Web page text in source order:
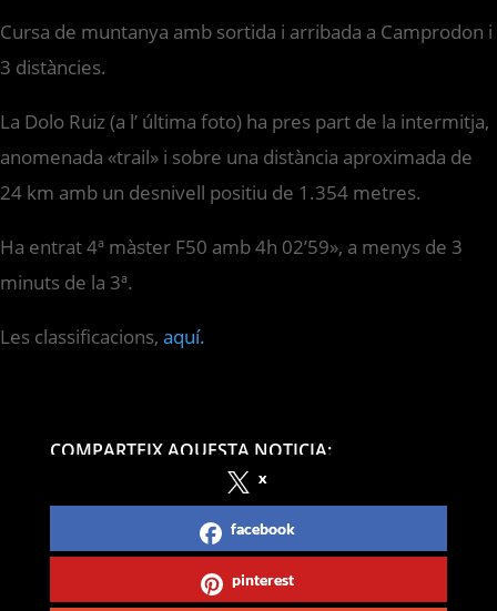
Cursa de muntanya amb sortida i arribada a Camprodon i
3 distàncies.
La Dolo Ruiz (a l’ última foto) ha pres part de la intermitja,
anomenada «trail» i sobre una distància aproximada de
24 km amb un desnivell positiu de 1.354 metres.
Ha entrat 4ª màster F50 amb 4h 02’59», a menys de 3
minuts de la 3ª.
Les classificacions, aquí.
COMPARTEIX AQUESTA NOTICIA:
x
facebook
pinterest